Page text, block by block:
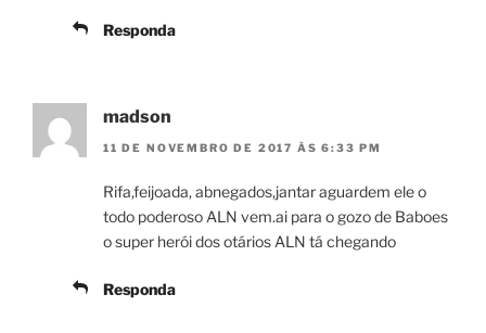
Responda
madson
11 DE NOVEMBRO DE 2017 ÀS 6:33 PM
Rifa,feijoada, abnegados,jantar aguardem ele o
todo poderoso ALN vem.ai para o gozo de Baboes
o super herói dos otários ALN tá chegando
Responda